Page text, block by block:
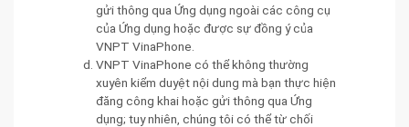
gửi thông qua Ứng dụng ngoài các công cụ
của Ứng dụng hoặc được sự đồng ý của
VNPT VinaPhone.
VNPT VinaPhone có thể không thường
xuyên kiểm duyệt nội dung mà bạn thực hiện
đăng công khai hoặc gửi thông qua Ứng
dụng; tuy nhiên, chúng tôi có thể từ chối